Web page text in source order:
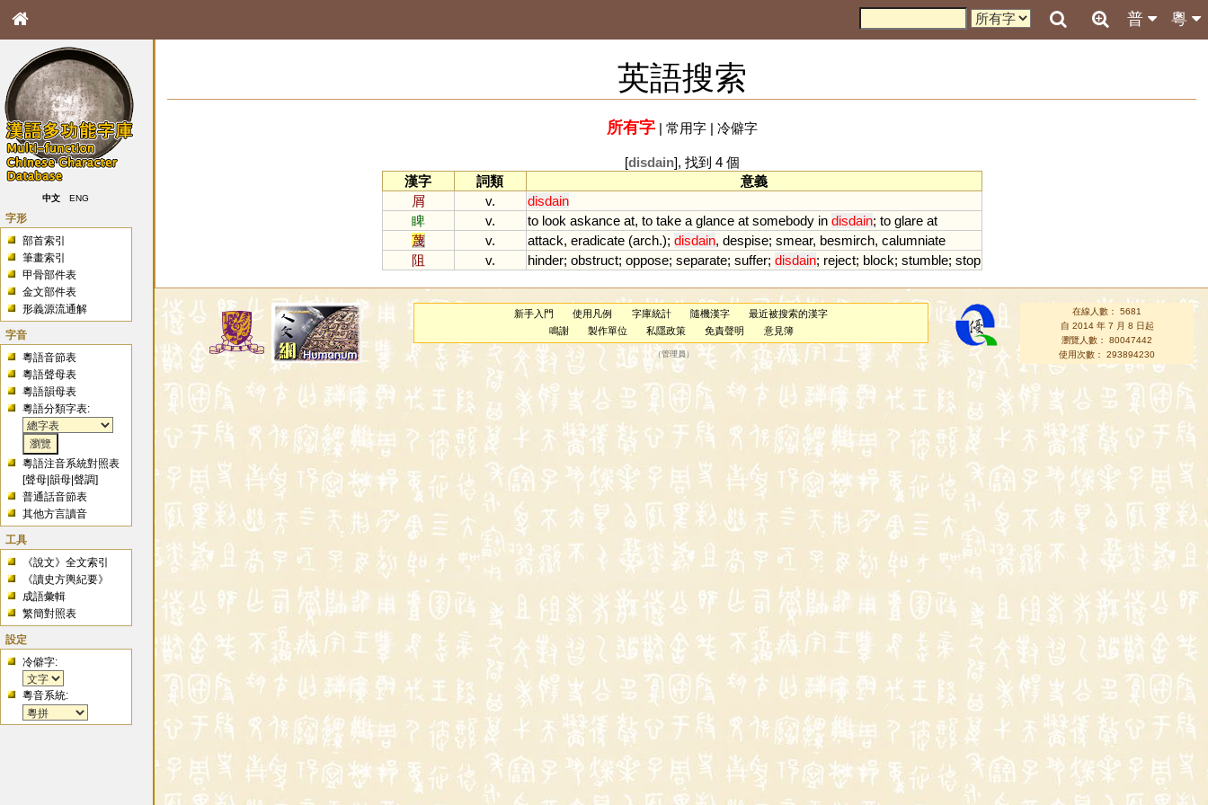
粵
普
中文 ENG
字形
部首索引
筆畫索引
甲骨部件表
金文部件表
形義源流通解
字音
粵語音節表
粵語聲母表
粵語韻母表
粵語分類字表:
粵語注音系統對照表
[聲母 |韻母 |聲調]
普通話音節表
其他方言讀音
工具
《說文》全文索引
《讀史方輿紀要》
成語彙輯
繁簡對照表
設定
冷僻字:
粵音系統:
英語搜索
所有字| 常用字| 冷僻字
[disdain], 找到 4 個
漢字
詞類
意義
屑
v.
disdain
睥
v. to look askance at, to take a glance at somebody in disdain; to glare at
蔑
v. attack, eradicate(arch.); disdain, despise; smear, besmirch, calumniate
阻
v. hinder; obstruct; oppose; separate; suffer; disdain; reject; block; stumble; stop
新手入門 使用凡例 字庫統計 隨機漢字
最近被搜索的漢字
鳴謝
製作單位 私隱政策 免責聲明 意見簿
（管理員 ）
在線人數： 5681
自 2014 年 7 月 8 日起
瀏覽人數： 80047442
使用次數： 293894230